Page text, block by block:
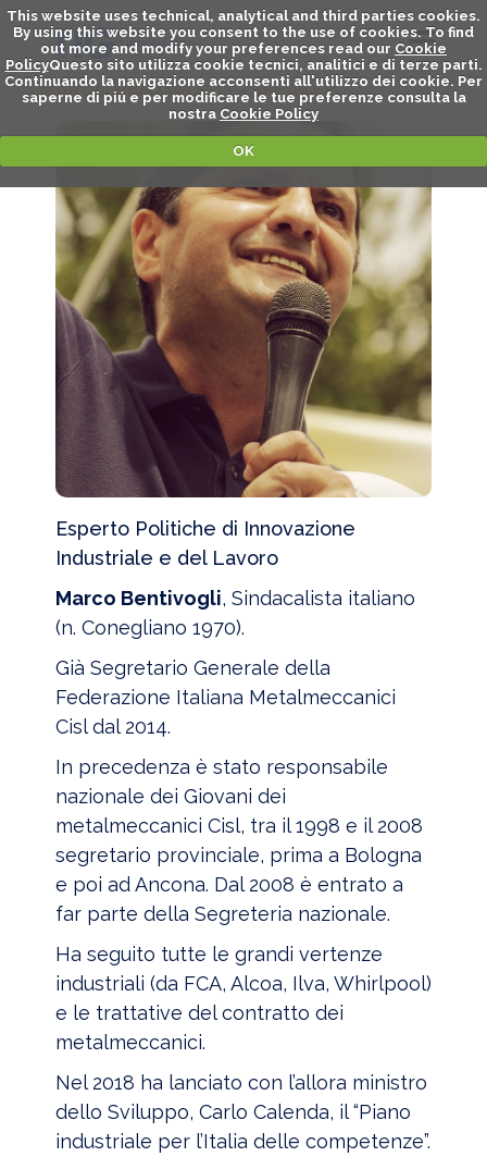
This website uses technical, analytical and third parties cookies.
By using this website you consent to the use of cookies. To find
out more and modify your preferences read our Cookie
PolicyQuesto sito utilizza cookie tecnici, analitici e di terze parti.
Continuando la navigazione acconsenti all'utilizzo dei cookie. Per
saperne di piú e per modificare le tue preferenze consulta la
nostra Cookie Policy
OK
MARCO BENTIVOGLI - SPEAKER
Esperto Politiche di Innovazione
Industriale e del Lavoro
Marco Bentivogli, Sindacalista italiano
(n. Conegliano 1970).
Già Segretario Generale della
Federazione Italiana Metalmeccanici
Cisl dal 2014.
In precedenza è stato responsabile
nazionale dei Giovani dei
metalmeccanici Cisl, tra il 1998 e il 2008
segretario provinciale, prima a Bologna
e poi ad Ancona. Dal 2008 è entrato a
far parte della Segreteria nazionale.
Ha seguito tutte le grandi vertenze
industriali (da FCA, Alcoa, Ilva, Whirlpool)
e le trattative del contratto dei
metalmeccanici.
Nel 2018 ha lanciato con l’allora ministro
dello Sviluppo, Carlo Calenda, il “Piano
industriale per l’Italia delle competenze”.